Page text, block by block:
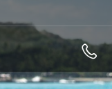
SHERATON